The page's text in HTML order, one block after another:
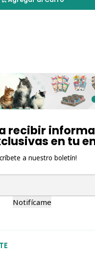
recibir
en tu
a nuestro boletín!
Notifícame